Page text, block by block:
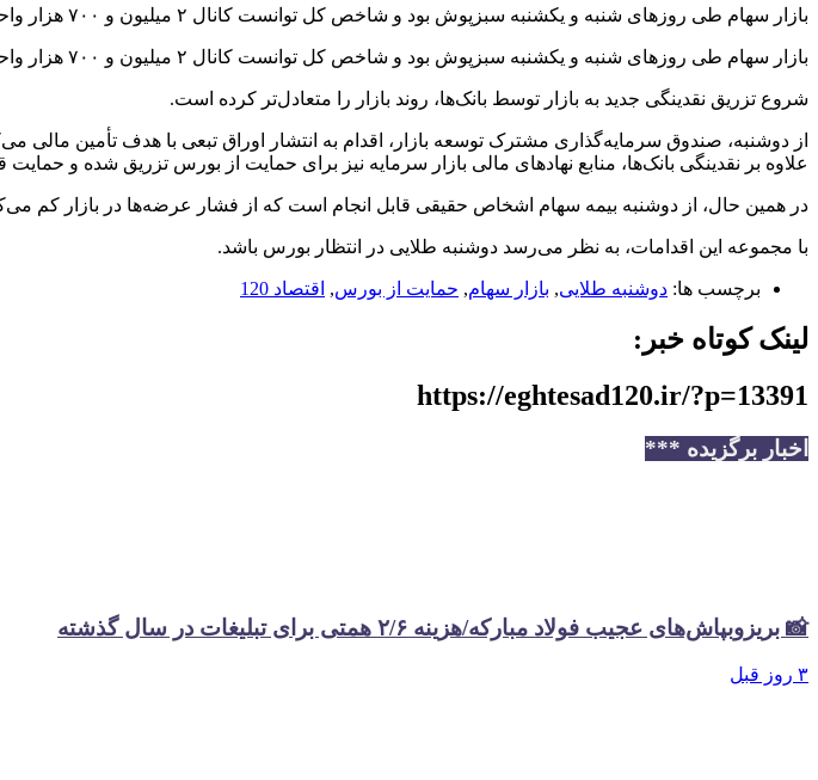
بازار سهام طی روزهای شنبه و یکشنبه سبزپوش بود و شاخص کل توانست کانال ۲ میلیون و ۷۰۰ هزار واحدی را پس بگیرد.
بازار سهام طی روزهای شنبه و یکشنبه سبزپوش بود و شاخص کل توانست کانال ۲ میلیون و ۷۰۰ هزار واحدی را پس بگیرد.
شروع تزریق نقدینگی جدید به بازار توسط بانک‌ها، روند بازار را متعادل‌تر کرده است.
از دوشنبه، صندوق سرمایه‌گذاری مشترک توسعه بازار، اقدام به انتشار اوراق تبعی با هدف تأمین مالی
علاوه بر نقدینگی بانک‌ها، منابع نهادهای مالی بازار سرمایه نیز برای حمایت از بورس تزریق شده و
در همین حال، از دوشنبه بیمه سهام اشخاص حقیقی قابل انجام است که از فشار عرضه‌ها در بازار کم
با مجموعه این اقدامات، به نظر می‌رسد دوشنبه طلایی در انتظار بورس باشد.
برچسب ها: دوشنبه طلایی, بازار سهام, حمایت از بورس, اقتصاد 120
لینک کوتاه خبر:
https://eghtesad120.ir/?p=13391
اخبار برگزیده ***
📸 بریزوبپاش‌های عجیب فولاد مبارکه/هزینه ۲/۶ همتی برای تبلیغات در سال گذشته
۳ روز قبل